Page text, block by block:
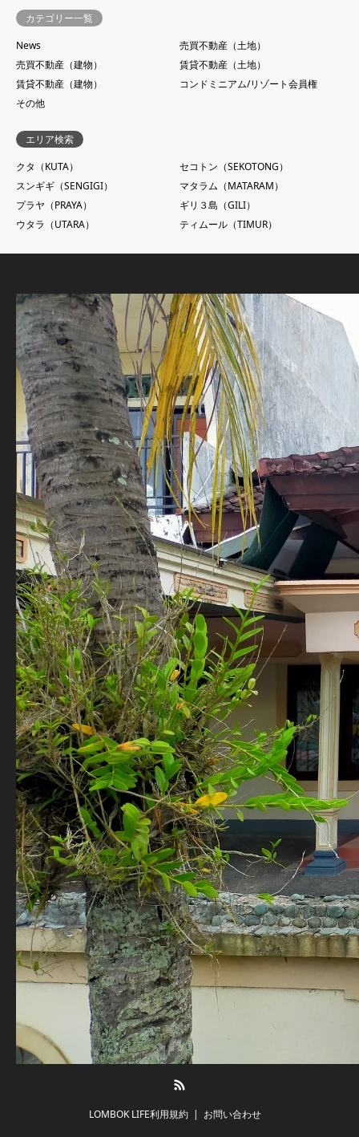
カテゴリー一覧
News
売買不動産（土地）
売買不動産（建物）
賃貸不動産（土地）
賃貸不動産（建物）
コンドミニアム/リゾート会員権
その他
エリア検索
クタ（KUTA）
セコトン（SEKOTONG）
スンギギ（SENGIGI）
マタラム（MATARAM）
プラヤ（PRAYA）
ギリ３島（GILI）
ウタラ（UTARA）
ティムール（TIMUR）
LOMBOK LIFE利用規約 お問い合わせ